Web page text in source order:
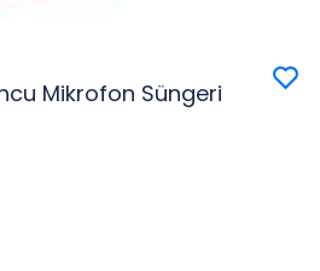
Mikrofon Süngeri